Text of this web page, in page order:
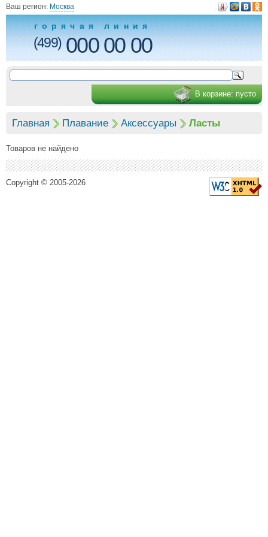
Ваш регион: Москва
горячая линия
(499)000 00 00
В корзине: пусто
Главная Плавание Аксессуары Ласты
Товаров не найдено
Copyright © 2005-2026